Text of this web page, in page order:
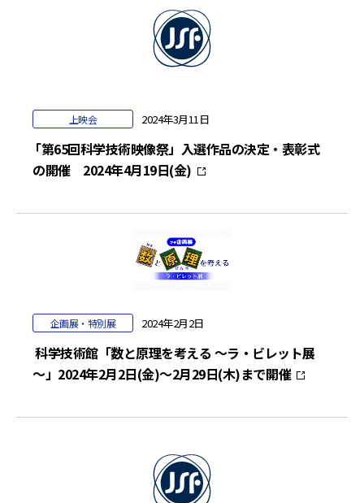
2024年3月11日
上映会
｢第65回科学技術映像祭」入選作品の決定・表彰式
の開催 2024年4月19日(金)
2024年2月2日
企画展・特別展
科学技術館「数と原理を考える ～ラ・ビレット展
～」2024年2月2日(金)～2月29日(木)まで開催